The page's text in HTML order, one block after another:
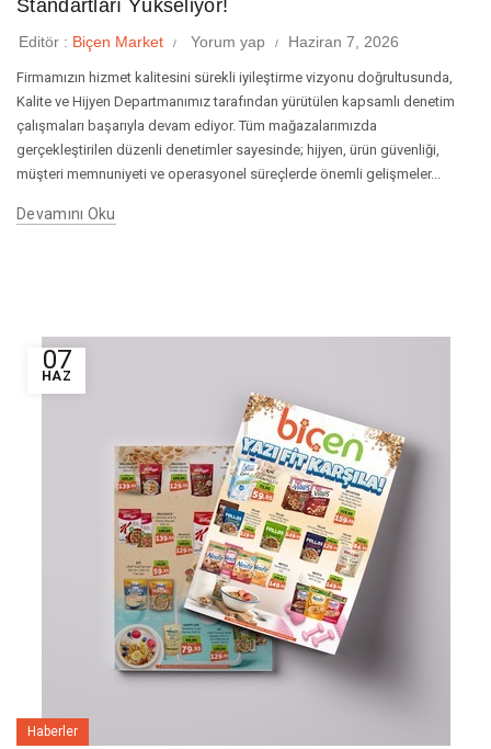
Standartları Yükseliyor!
Editör : Biçen Market Yorum yap Haziran 7, 2026
Firmamızın hizmet kalitesini sürekli iyileştirme vizyonu doğrultusunda,
Kalite ve Hijyen Departmanımız tarafından yürütülen kapsamlı denetim
çalışmaları başarıyla devam ediyor. Tüm mağazalarımızda
gerçekleştirilen düzenli denetimler sayesinde; hijyen, ürün güvenliği,
müşteri memnuniyeti ve operasyonel süreçlerde önemli gelişmeler...
Devamını Oku
07
HAZ
Haberler